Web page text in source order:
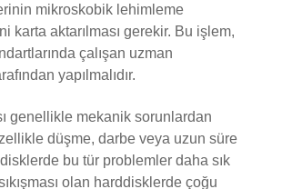
mikroskobik lehimleme
karta aktarılması gerekir. Bu işlem,
çalışan uzman
yapılmalıdır.
genellikle mekanik sorunlardan
düşme, darbe veya uzun süre
bu tür problemler daha sık
olan harddisklerde çoğu